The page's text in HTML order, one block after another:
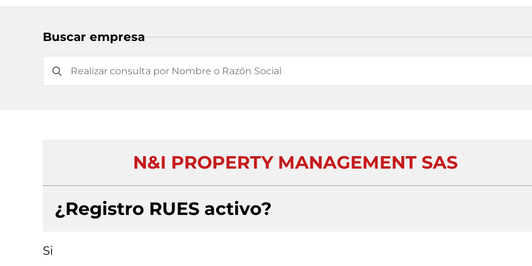
Buscar empresa
N&I PROPERTY MANAGEMENT SAS
¿Registro RUES activo?
Si